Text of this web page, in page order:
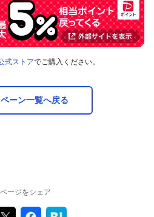
式ストアでご購入ください。
ーン一覧へ戻る
ージをシェア